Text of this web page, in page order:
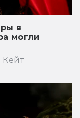
в
могли
Кейт